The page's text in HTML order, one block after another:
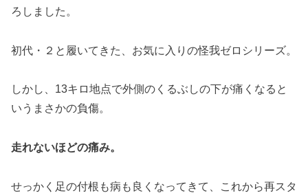
ろしました。
初代・２と履いてきた、お気に入りの怪我ゼロシリーズ。
しかし、13キロ地点で外側のくるぶしの下が痛くなると
いうまさかの負傷。
走れないほどの痛み。
せっかく足の付根も病も良くなってきて、これから再スタ